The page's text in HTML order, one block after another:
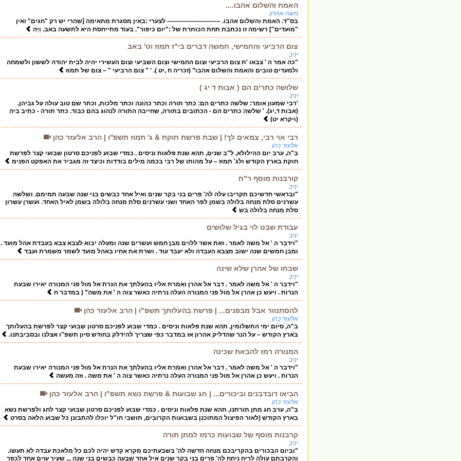
האמת והשלום אהבו....
משה אהרון
בס"ד. האמת והשלום אהבו. -------------------------- לצערי :באין מסגרת מתאימה [שהרי יש רק "חגים" ואין
"מועדים"] רשימה זו נכתבת תחת הכותרת של :"יום כיפור". בעוד מתייחסת היא לתשעה באב. וַיְה
צום הרביעי והחמישי, חמשה דברים בי"ז תמוז וט' באב
יניב
"כה אמר ה ' צבאו 'ת צום הרביעי וצום החמישי וצום השביעי וצום העשירי יהיה לבית יהודה לששון ולשמחה
ולמעדים טובים והאמת והשלום אהבו” (זכריה ח ,יט ). ' " צום הרביעי " – צום של תמוז
שלושה כתרים הם ( אבות ד יג )
יניב
'רבי שמעון אומר: שלשה כתרים הם: כתר תורה וכתר כהונה וכתר מלכות, וכתר שם טוב עולה על גביהן.
(אבות ד,יג). ' שלשה כתרים הם - הכתובים בתורה, שחייבה התורה לנהוג בהם כבוד. כתר תורה - כתיב ביה
(ויקרא יט)
רבי אוי רבי, צמאים לך! | שבת פרשת חוקת & ג' תמוז תשפ''ו | הרב אלעזר כהן
אלעזר כהן
ב"ה, ערב יום ההילולא, ל"ב שנים, תהא שנת פלאות וניסים . כמדי שבוע לפניכם סרטון שבועי קצר לפרשת
חוקת בארץ הקודש ולג' תמוז – על מהותו של רבי בכמה מילים בודדות וכיצד זה מגביר את האפקט הפנימ
קורבנות מוסף ר"ח
יניב
"ובראשי חדשיכם תקריבו עלה לה' פרים בני בקר שנים ואיל אחד כבשים בני שנה שבעה תמימם. ושלשה
עשרנים סלת מנחה בלולה בשמן לפר האחד ושני עשרנים סלת מנחה בלולה בשמן לאיל האחד. ועשרן עשרון
סלת מנחה בלולה בש
עבודת שבט לוי בגיל שלושים
יניב
"וידבר ה ' אל משה לאמר . זאת אשר ללוים מבן חמש ועשרים שנה ומעלה יבוא לצבא צבא בעבדת אהל מועד .
ומבן חמשים שנה ישוב מצבא העבדה ולא יעבד עוד . ושרת את אחיו באהל מועד לשמר משמרת ועבד
שבחו של אהרן שלא שינה
יניב
"וידבר ה ' אל משה לאמר . דבר אל אהרן ואמרת אליו בהעלתך את הנרת אל מול פני המנורה יאירו שבעת
הנרות . ויעש כן אהרן אל מול פני המנורה העלה נרתיה כאשר צוה ה ' את משה” ( במדבר ח
להסתנוור אבל מבפנים... | פרשת בהעלותך תשפ"ו | הרב אלעזר כהן
אלעזר כהן
ב"ה, סיום ימי התשלומין, תהא שנת פלאות וניסים . כמדי שבוע לפניכם סרטון שבועי קצר לפרשת בהעלותך
בארץ הקודש – על הנר שהדליק אהרון אז במדבר כפי שצריך להידלק בחודש סיון תשפ"ו אצלנו ובסביבתנו.
המנורה רמז להבאת שכינה
יניב
"וידבר ה ' אל משה לאמר . דבר אל אהרן ואמרת אליו בהעלתך את הנרת אל מול פני המנורה יאירו שבעת
הנרות . ויעש כן אהרן אל מול פני המנורה העלה נרתיה כאשר צוה ה ' את משה . וזה מעשה
הביאו דובדבנים וביכורים... | חג שבועות & פרשת נשא תשפ"ו | הרב אלעזר כהן
אלעזר כהן
ב"ה, ערב חג מתן תורתנו, תהא שנת פלאות וניסים . כמדי שבוע לפניכם סרטון שבועי קצר לחג ולפרשת נשא
בארץ הקודש (לאור הפיצול המתוכנן בשבועות הקרובים, תושבי חו"ל יוכלו להתבונן כל שבוע הלאה בסרט
קרבנות מוסף של שבועות כרמז למתן תורה
יניב
"וביום הבכורים בהקריבכם מנחה חדשה לה' בשבעתיכם מקרא קדש יהיה לכם כל מלאכת עבדה לא תעשו.
והקרבתם עולה לריח ניחח לה' פרים בני בקר שנים איל אחד שבעה כבשים בני שנה ... שעיר עזים אחד לכפר